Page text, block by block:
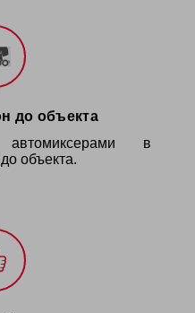
до объекта
автомиксерами в
до объекта.